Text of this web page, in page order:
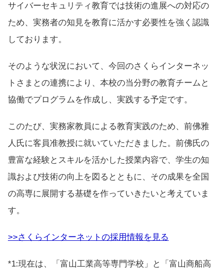
サイバーセキュリティ教育では技術の進展への対応の
ため、実務者の知見を教育に活かす必要性を強く認識
しております。
そのような状況において、今回のさくらインターネッ
トさまとの連携により、本校の当分野の教育チームと
協働でプログラムを作成し、実践する予定です。
このたび、実務家教員による教育実践のため、前佛雅
人氏に客員准教授に就いていただきました。前佛氏の
豊富な経験とスキルを活かした授業内容で、学生の知
識および技術の向上を図るとともに、その成果を全国
の高専に展開する基礎を作っていきたいと考えていま
す。
>>さくらインターネットの採用情報を見る
*1:現在は、「富山工業高等専門学校」と「富山商船高